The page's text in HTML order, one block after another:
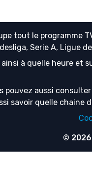
tout le programme
Serie A, Ligue
à quelle heure
pouvez aussi
savoir quelle chaine
© 2026